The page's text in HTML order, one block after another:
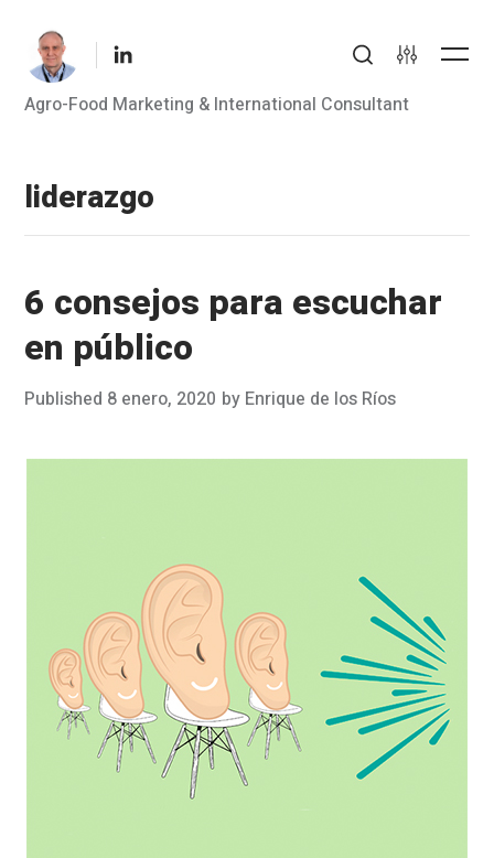
content
LinkedIn
Agro-Food Marketing & International Consultant
liderazgo
6 consejos para escuchar
en público
Posted
Published 8 enero, 2020 by Enrique de los Ríos